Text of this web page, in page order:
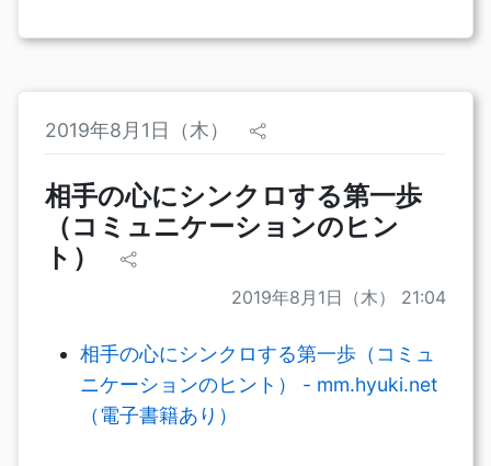
2019年8月1日（木）
相手の心にシンクロする第一歩
（コミュニケーションのヒン
ト）
2019年8月1日（木） 21:04
相手の心にシンクロする第一歩（コミュ
ニケーションのヒント） - mm.hyuki.net
（電子書籍あり）